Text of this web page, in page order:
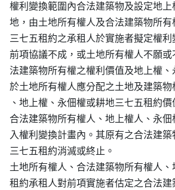
權利變換範圍內合法建築物及設定地
地，由土地所有權人及合法建築物所
三七五租約之承租人於實施者擬定權
前項協議不成，或土地所有權人不願
法建築物所有權之權利價值及地上權
於土地所有權人應分配之土地及建築
、地上權、永佃權或耕地三七五租約
合法建築物所有權人、地上權人、永
入權利變換計畫內。其原有之合法建
三七五租約消滅或終止。
土地所有權人、合法建築物所有權人
租約承租人對前項實施者估定之合法